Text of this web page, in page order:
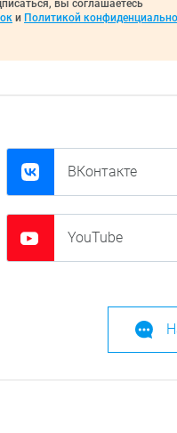
вы соглашаетесь
и Политикой
ВКонтакте
YouTube